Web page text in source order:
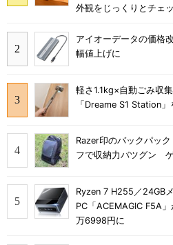
外観をじっくりとチェ
アイオーデータの価格
幅値上げに
軽さ1.1kg×自動ごみ収
「Dreame S1 Station
Razer印のバックパッ
フで収納力バツグン
Ryzen 7 H255／24GB
PC「ACEMAGIC F5A
万6998円に